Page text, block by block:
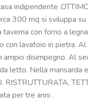
indipendente
300 mq si sviluppa
con forno a
con lavatoio in pietra.
ampio disimpegno. Al
letto. Nella mansarda
per tre anni .